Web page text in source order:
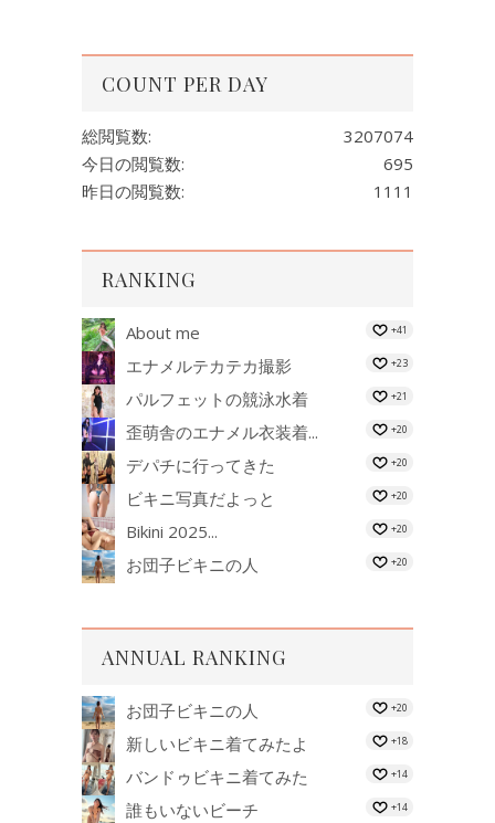
COUNT PER DAY
3207074
総閲覧数:
695
今日の閲覧数:
1111
昨日の閲覧数:
RANKING
About me +41
エナメルテカテカ撮影 +23
パルフェットの競泳水着 +21
歪萌舎のエナメル衣装着... +20
デパチに行ってきた +20
ビキニ写真だよっと +20
Bikini 2025... +20
お団子ビキニの人 +20
ANNUAL RANKING
お団子ビキニの人 +20
新しいビキニ着てみたよ +18
バンドゥビキニ着てみた +14
誰もいないビーチ +14